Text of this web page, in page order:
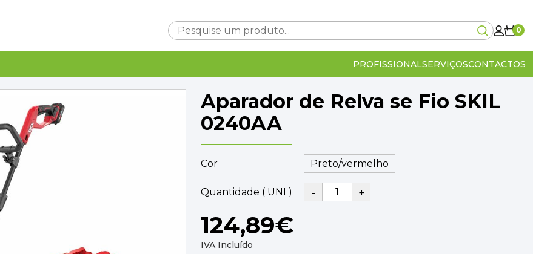
0
PROFISSIONALSERVIÇOSCONTACTOS
Carrinho Vazio!
Entrega
A calcular no checkout
FINALIZAR COMPRA
Aparador de Relva se Fio SKIL
0240AA
Cor
Quantidade ( UNI ) - +
124,89€
IVA Incluído